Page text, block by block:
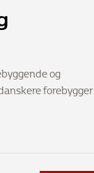
og
forebygger